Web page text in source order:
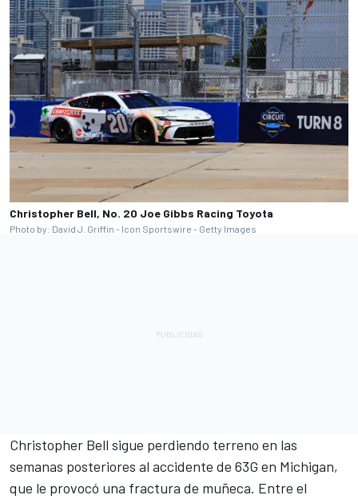
Christopher Bell, No. 20 Joe Gibbs Racing Toyota
Photo by: David J. Griffin - Icon Sportswire - Getty Images
Christopher Bell sigue perdiendo terreno en las
semanas posteriores al accidente de 63G en Michigan,
que le provocó una fractura de muñeca. Entre el